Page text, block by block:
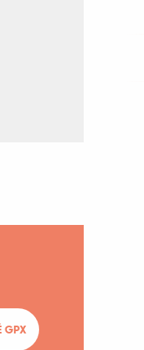
pratiques
GPX